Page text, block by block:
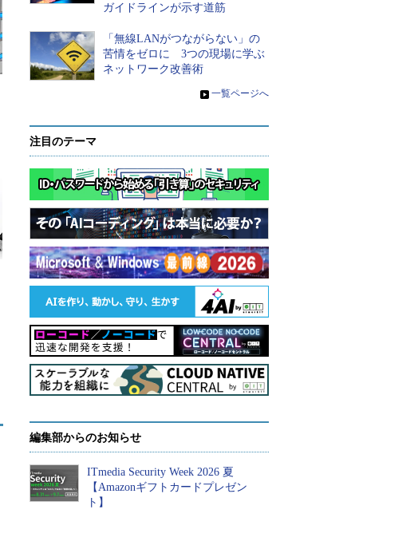
ガイドラインが示す道筋
「無線LANがつながらない」の
苦情をゼロに 3つの現場に学ぶ
ネットワーク改善術
» 一覧ページへ
注目のテーマ
編集部からのお知らせ
ITmedia Security Week 2026 夏
【Amazonギフトカードプレゼン
ト】